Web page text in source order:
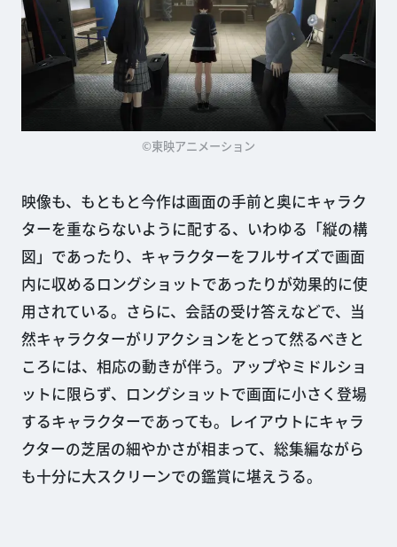
©東映アニメーション
映像も、もともと今作は画面の手前と奥にキャラク
ターを重ならないように配する、いわゆる「縦の構
図」であったり、キャラクターをフルサイズで画面
内に収めるロングショットであったりが効果的に使
用されている。さらに、会話の受け答えなどで、当
然キャラクターがリアクションをとって然るべきと
ころには、相応の動きが伴う。アップやミドルショ
ットに限らず、ロングショットで画面に小さく登場
するキャラクターであっても。レイアウトにキャラ
クターの芝居の細やかさが相まって、総集編ながら
も十分に大スクリーンでの鑑賞に堪えうる。